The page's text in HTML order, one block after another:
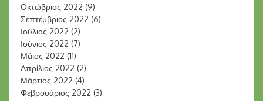
Οκτώβριος 2022 (9)
Σεπτέμβριος 2022 (6)
Ιούλιος 2022 (2)
Ιούνιος 2022 (7)
Μάιος 2022 (11)
Απρίλιος 2022 (2)
Μάρτιος 2022 (4)
Φεβρουάριος 2022 (3)